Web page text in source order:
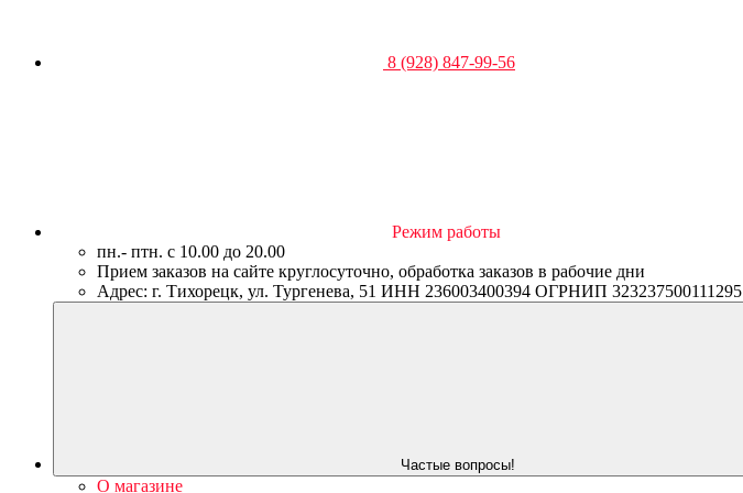
8 (928) 847-99-56
Режим работы
пн.- птн. c 10.00 до 20.00
Прием заказов на сайте круглосуточно, обработка заказов в рабочие дни
Адрес: г. Тихорецк, ул. Тургенева, 51 ИНН 236003400394 ОГРНИП 323237500111295
Частые вопросы!
О магазине